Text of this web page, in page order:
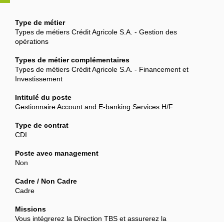
Type de métier
Types de métiers Crédit Agricole S.A. - Gestion des
opérations
Types de métier complémentaires
Types de métiers Crédit Agricole S.A. - Financement et
Investissement
Intitulé du poste
Gestionnaire Account and E-banking Services H/F
Type de contrat
CDI
Poste avec management
Non
Cadre / Non Cadre
Cadre
Missions
Vous intégrerez la Direction TBS et assurerez la